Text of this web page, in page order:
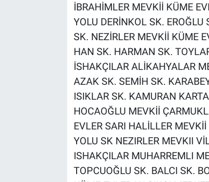
İBRAHİMLER MEVKİİ KÜME
YOLU DERİNKOL SK.
SK. NEZİRLER MEVKİİ KÜME
HAN SK. HARMAN SK.
İSHAKÇILAR ALİKAHYALAR
AZAK SK. SEMİH SK.
ISIKLAR SK. KAMURAN
HOCAOĞLU MEVKİİ
EVLER SARI HALİLLER
YOLU SK NEZIRLER MEVKII
ISHAKÇILAR MUHARREMLI
TOPCUOĞLU SK. BALCI SK.